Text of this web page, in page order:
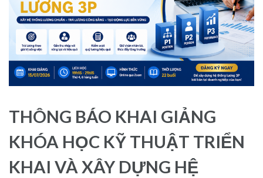
THÔNG BÁO KHAI GIẢNG
KHÓA HỌC KỸ THUẬT TRIỂN
KHAI VÀ XÂY DỰNG HỆ